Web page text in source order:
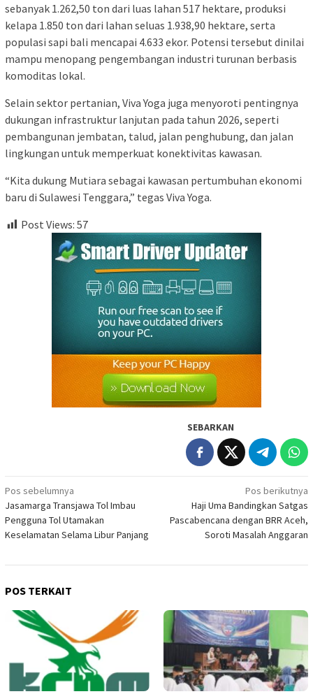
sebanyak 1.262,50 ton dari luas lahan 517 hektare, produksi
kelapa 1.850 ton dari lahan seluas 1.938,90 hektare, serta
populasi sapi bali mencapai 4.633 ekor. Potensi tersebut dinilai
mampu menopang pengembangan industri turunan berbasis
komoditas lokal.
Selain sektor pertanian, Viva Yoga juga menyoroti pentingnya
dukungan infrastruktur lanjutan pada tahun 2026, seperti
pembangunan jembatan, talud, jalan penghubung, dan jalan
lingkungan untuk memperkuat konektivitas kawasan.
“Kita dukung Mutiara sebagai kawasan pertumbuhan ekonomi
baru di Sulawesi Tenggara,” tegas Viva Yoga.
Post Views: 57
SEBARKAN
Navigasi
pos
Pos sebelumnya
Jasamarga Transjawa Tol Imbau
Pengguna Tol Utamakan
Keselamatan Selama Libur Panjang
Pos berikutnya
Haji Uma Bandingkan Satgas
Pascabencana dengan BRR Aceh,
Soroti Masalah Anggaran
POS TERKAIT